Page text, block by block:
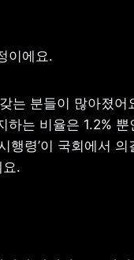
이에요.
는 분들이 많아졌어
는 비율은 1.2% 뿐
행령’이 국회에서 의
.